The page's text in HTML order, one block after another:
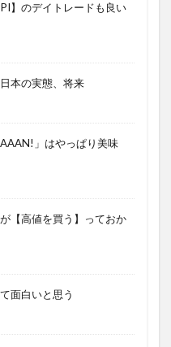
】のデイトレードも良い
本の実態、将来
」はやっぱり美味
【高値を買う】っておか
面白いと思う